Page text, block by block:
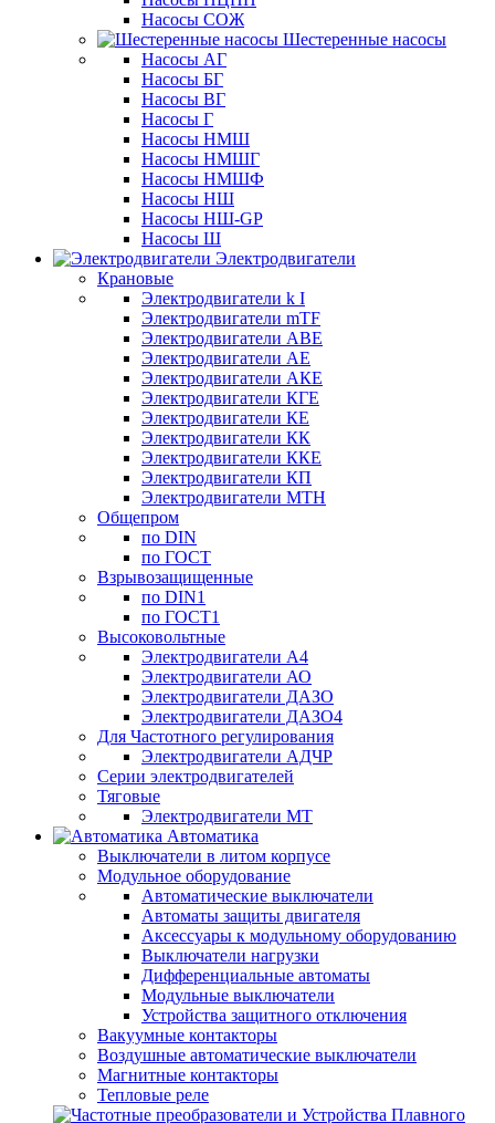
Насосы СОЖ
Шестеренные насосы
Насосы АГ
Насосы БГ
Насосы ВГ
Насосы Г
Насосы НМШ
Насосы НМШГ
Насосы НМШФ
Насосы НШ
Насосы НШ-GP
Насосы Ш
Электродвигатели
Крановые
Электродвигатели k I
Электродвигатели mTF
Электродвигатели АВЕ
Электродвигатели АЕ
Электродвигатели АКЕ
Электродвигатели КГЕ
Электродвигатели КЕ
Электродвигатели КК
Электродвигатели ККЕ
Электродвигатели КП
Электродвигатели МТН
Общепром
по DIN
по ГОСТ
Взрывозащищенные
по DIN1
по ГОСТ1
Высоковольтные
Электродвигатели А4
Электродвигатели АО
Электродвигатели ДАЗО
Электродвигатели ДАЗО4
Для Частотного регулирования
Электродвигатели АДЧР
Серии электродвигателей
Тяговые
Электродвигатели МТ
Автоматика
Выключатели в литом корпусе
Модульное оборудование
Автоматические выключатели
Автоматы защиты двигателя
Аксессуары к модульному оборудованию
Выключатели нагрузки
Дифференциальные автоматы
Модульные выключатели
Устройства защитного отключения
Вакуумные контакторы
Воздушные автоматические выключатели
Магнитные контакторы
Тепловые реле